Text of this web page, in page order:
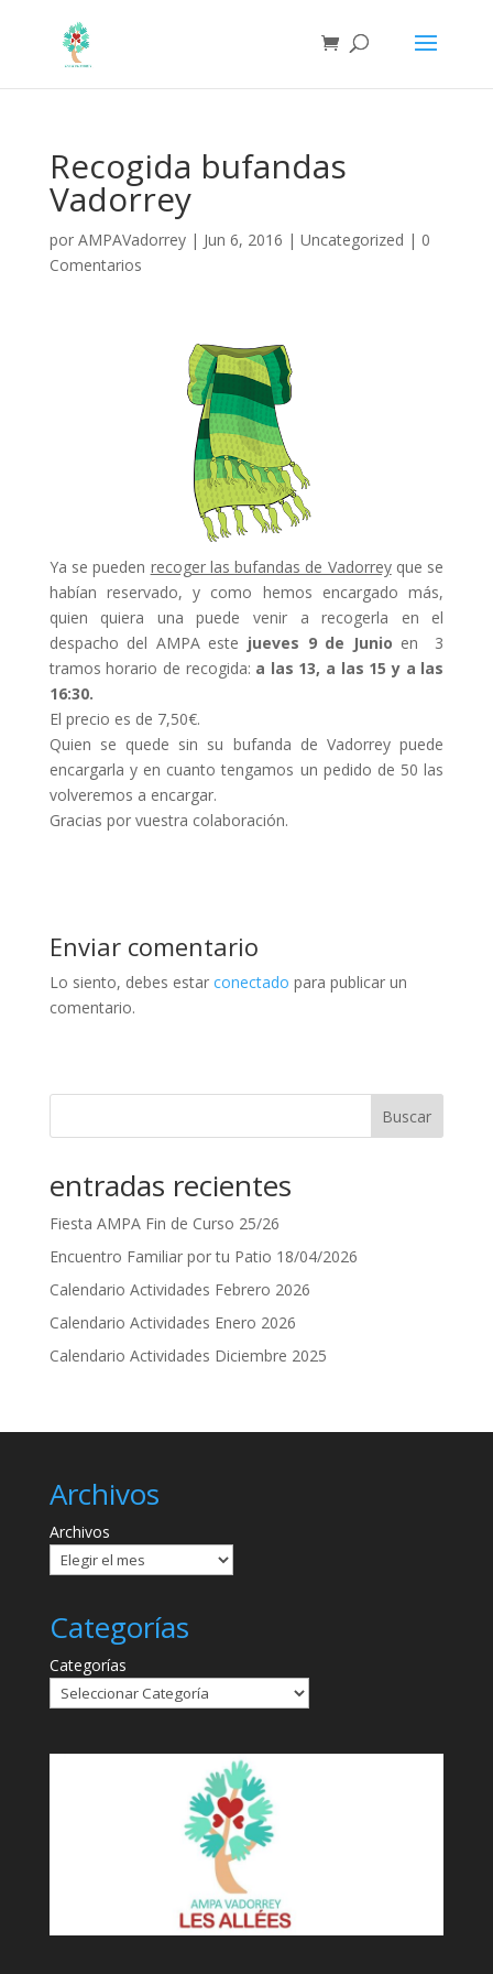
Recogida bufandas
Vadorrey
por AMPAVadorrey| Jun 6, 2016 | Uncategorized | 0
Comentarios
Ya se pueden recoger las bufandas de Vadorreyque se
habían reservado, y como hemos encargado más,
quien quiera una puede venir a recogerla en el
despacho del AMPA este jueves 9 de Junio en 3
tramos horario de recogida: a las 13, a las 15 y a las
16:30.
El precio es de 7,50€.
Quien se quede sin su bufanda de Vadorrey puede
encargarla y en cuanto tengamos un pedido de 50 las
volveremos a encargar.
Gracias por vuestra colaboración.
Enviar comentario
Lo siento, debes estar conectado para publicar un
comentario.
Buscar
entradas recientes
Fiesta AMPA Fin de Curso 25/26
Encuentro Familiar por tu Patio 18/04/2026
Calendario Actividades Febrero 2026
Calendario Actividades Enero 2026
Calendario Actividades Diciembre 2025
Archivos
Archivos
Categorías
Categorías